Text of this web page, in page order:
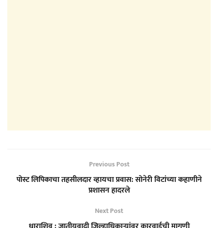
Previous Post
पोस्ट लिपिकाचा तहसीलदार व्हायचा प्रवास: सोनेरी विटांच्या कहाणीने
प्रशासन हादरले
Next Post